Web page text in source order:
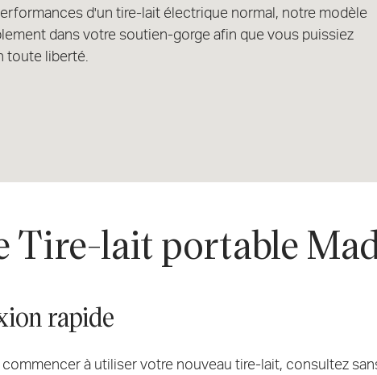
d'un tire-lait électrique normal, notre modèle
dans votre soutien-gorge afin que vous puissiez
toute liberté.
Tire-lait portable
rapide
à utiliser votre nouveau tire-lait, consultez